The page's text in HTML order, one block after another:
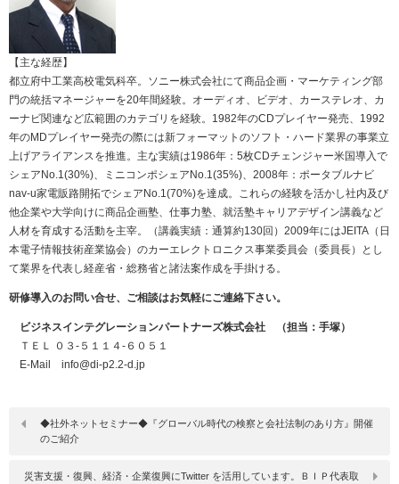
【主な経歴】
都立府中工業高校電気科卒。ソニー株式会社にて商品企画・マーケティング部
門の統括マネージャーを20年間経験。オーディオ、ビデオ、カーステレオ、カ
ーナビ関連など広範囲のカテゴリを経験。1982年のCDプレイヤー発売、1992
年のMDプレイヤー発売の際には新フォーマットのソフト・ハード業界の事業立
上げアライアンスを推進。主な実績は1986年：5枚CDチェンジャー米国導入で
シェアNo.1(30%)、ミニコンポシェアNo.1(35%)、2008年：ポータブルナビ
nav-u家電販路開拓でシェアNo.1(70%)を達成。これらの経験を活かし社内及び
他企業や大学向けに商品企画塾、仕事力塾、就活塾キャリアデザイン講義など
人材を育成する活動を主宰。（講義実績：通算約130回）2009年にはJEITA（日
本電子情報技術産業協会）のカーエレクトロニクス事業委員会（委員長）とし
て業界を代表し経産省・総務省と諸法案作成を手掛ける。
研修導入のお問い合せ、ご相談はお気軽にご連絡下さい。
ビジネスインテグレーションパートナーズ株式会社 （担当：手塚）
ＴＥＬ ０３-５１１４-６０５１
E-Mail info@di-p2.2-d.jp
◆社外ネットセミナー◆『グローバル時代の検察と会社法制のあり方』開催
のご紹介
災害支援・復興、経済・企業復興にTwitter を活用しています。ＢＩＰ代表取